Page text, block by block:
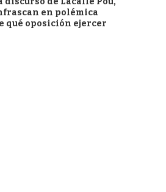
en polémica
qué oposición ejercer